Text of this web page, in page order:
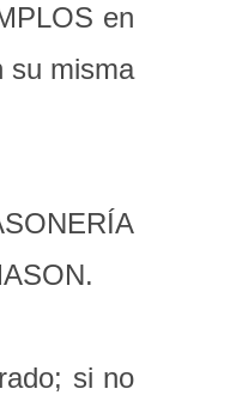
en
su misma
si no